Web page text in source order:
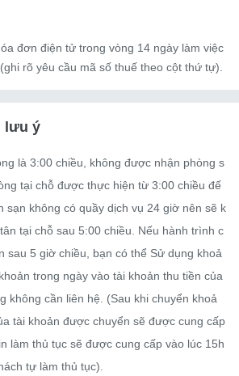
đơn điện tử trong vòng 14 ngày làm việc
rõ yêu cầu mã số thuế theo cột thứ tự).
lưu ý
là 3:00 chiều, không được nhận phòng s
tại chỗ được thực hiện từ 3:00 chiều đế
sạn không có quầy dịch vụ 24 giờ nên sẽ k
tại chỗ sau 5:00 chiều. Nếu hành trình c
sau 5 giờ chiều, bạn có thể Sử dụng khoả
trong ngày vào tài khoản thu tiền của
không cần liên hệ. (Sau khi chuyển khoả
tài khoản được chuyển sẽ được cung cấp
làm thủ tục sẽ được cung cấp vào lúc 15h
tự làm thủ tục).